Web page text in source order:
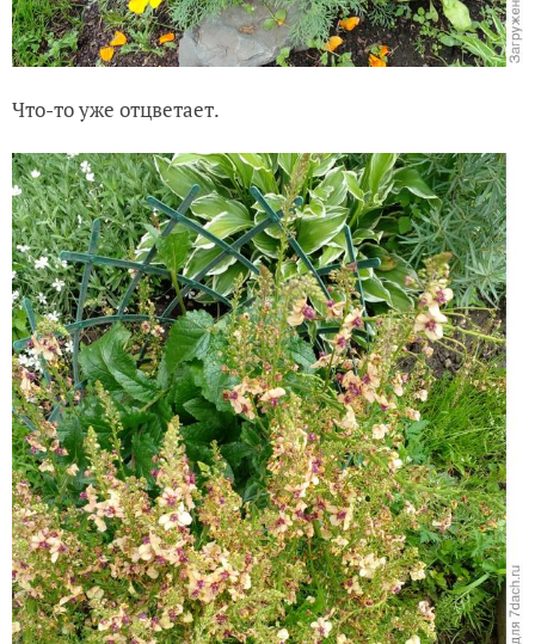
Что-то уже отцветает.